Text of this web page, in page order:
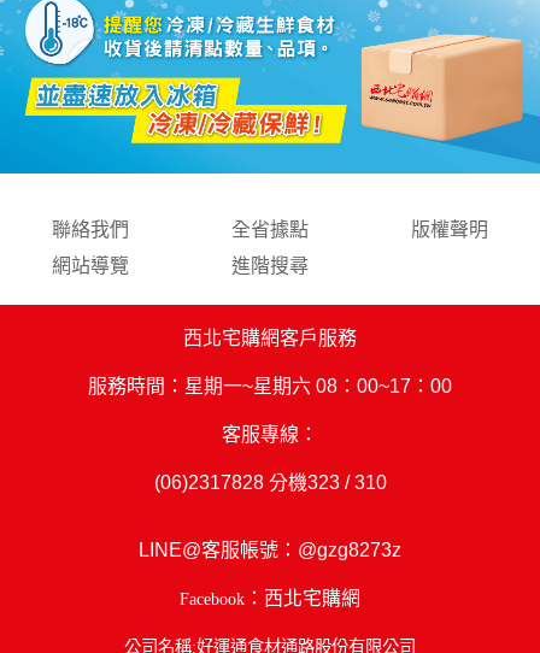
聯絡我們 全省據點
版權聲明
網站導覽
進階搜尋
西北宅購網客戶服務
服務時間：星期一~星期六 08：00~17：00
客服專線：
(06)2317828分機323 / 310
LINE@客服帳號： @gzg8273z
Facebook ：西北宅購網
公司名稱:好運通食材通路股份有限公司